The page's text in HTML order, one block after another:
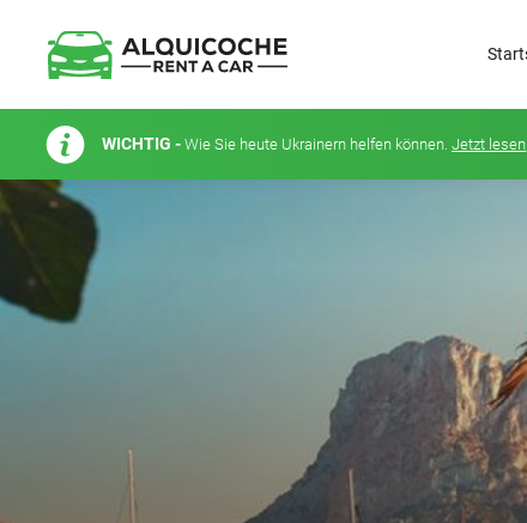
WICHTIG - Wie Sie heute Ukrainern helfen können. Jetzt lesen